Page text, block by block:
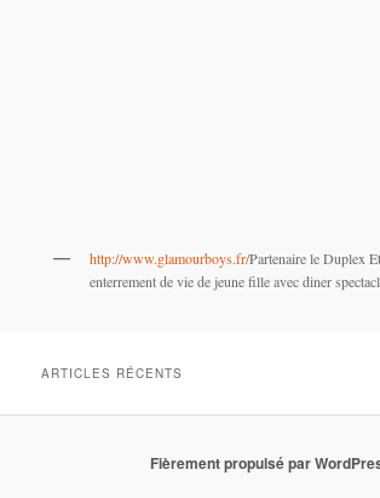
http://www.glamourboys.fr/Partenaire le Duplex
enterrement de vie de jeune fille avec diner
ARTICLES RÉCENTS
Fièrement propulsé par